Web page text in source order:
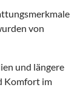
von
und längere
Komfort im